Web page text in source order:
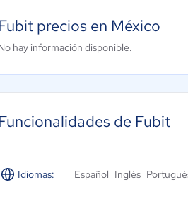
Fubit precios en México
hay información disponible.
Funcionalidades de Fubit
Idiomas: Español Inglés